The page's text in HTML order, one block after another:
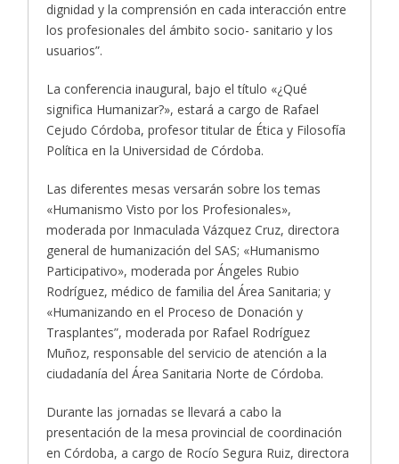
dignidad y la comprensión en cada interacción entre
los profesionales del ámbito socio- sanitario y los
usuarios”.
La conferencia inaugural, bajo el título «¿Qué
significa Humanizar?», estará a cargo de Rafael
Cejudo Córdoba, profesor titular de Ética y Filosofía
Política en la Universidad de Córdoba.
Las diferentes mesas versarán sobre los temas
«Humanismo Visto por los Profesionales»,
moderada por Inmaculada Vázquez Cruz, directora
general de humanización del SAS; «Humanismo
Participativo», moderada por Ángeles Rubio
Rodríguez, médico de familia del Área Sanitaria; y
«Humanizando en el Proceso de Donación y
Trasplantes”, moderada por Rafael Rodríguez
Muñoz, responsable del servicio de atención a la
ciudadanía del Área Sanitaria Norte de Córdoba.
Durante las jornadas se llevará a cabo la
presentación de la mesa provincial de coordinación
en Córdoba, a cargo de Rocío Segura Ruiz, directora